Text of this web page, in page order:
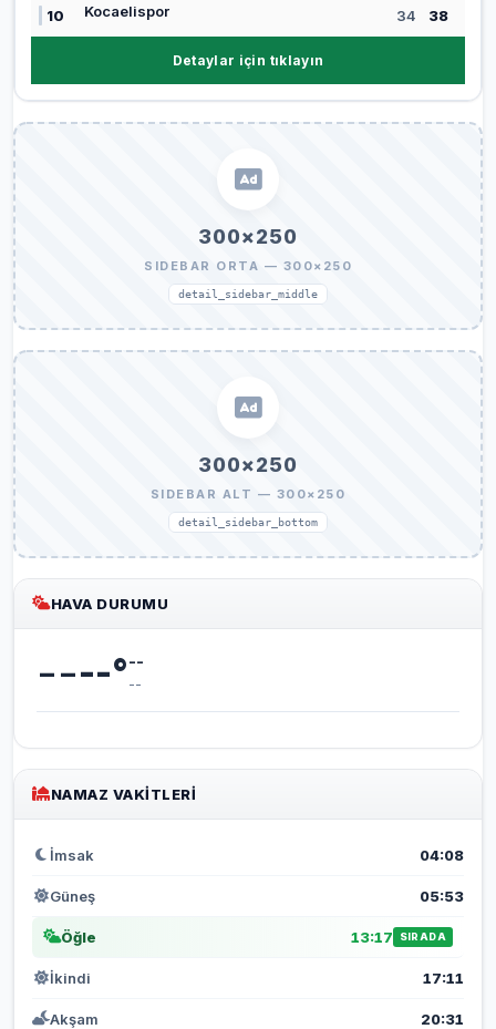
10 Kocaelispor 34 38
Detaylar için tıklayın
300×250
SIDEBAR ORTA — 300×250
detail_sidebar_middle
300×250
SIDEBAR ALT — 300×250
detail_sidebar_bottom
HAVA DURUMU
----°--
--
NAMAZ VAKITLERI
İmsak 04:08
Güneş 05:53
Öğle 13:17 SIRADA
İkindi 17:11
Akşam 20:31